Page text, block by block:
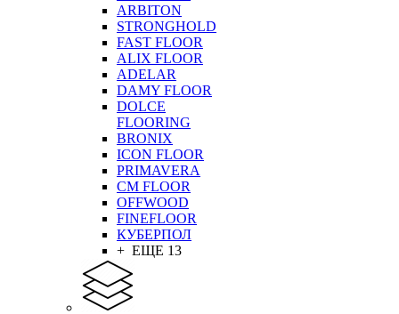
ARBITON
STRONGHOLD
FAST FLOOR
ALIX FLOOR
ADELAR
DAMY FLOOR
DOLCE
FLOORING
BRONIX
ICON FLOOR
PRIMAVERA
CM FLOOR
OFFWOOD
FINEFLOOR
КУБЕРПОЛ
+ ЕЩЕ 13